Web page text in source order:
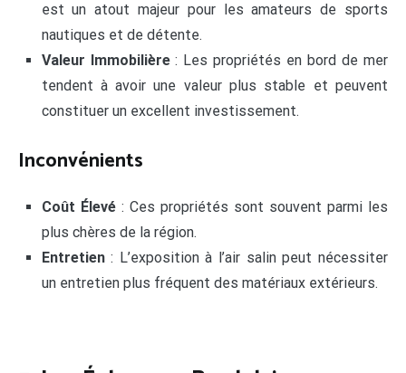
est un atout majeur pour les amateurs de sports
nautiques et de détente.
Valeur Immobilière: Les propriétés en bord de mer
tendent à avoir une valeur plus stable et peuvent
constituer un excellent investissement.
Inconvénients
Coût Élevé: Ces propriétés sont souvent parmi les
plus chères de la région.
Entretien: L’exposition à l’air salin peut nécessiter
un entretien plus fréquent des matériaux extérieurs.